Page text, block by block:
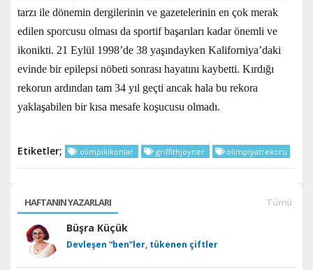
tarzı ile dönemin dergilerinin ve gazetelerinin en çok merak
edilen sporcusu olması da sportif başarıları kadar önemli ve
ikonikti. 21 Eylül 1998’de 38 yaşındayken Kaliforniya’daki
evinde bir epilepsi nöbeti sonrası hayatını kaybetti. Kırdığı
rekorun ardından tam 34 yıl geçti ancak hala bu rekora
yaklaşabilen bir kısa mesafe koşucusu olmadı.
Etiketler; olimpikikonlar griffithjoyner olimpiyatrekoru
HAFTANIN YAZARLARI Tümü
Büşra Küçük
Devleşen “ben”ler, tükenen çiftler